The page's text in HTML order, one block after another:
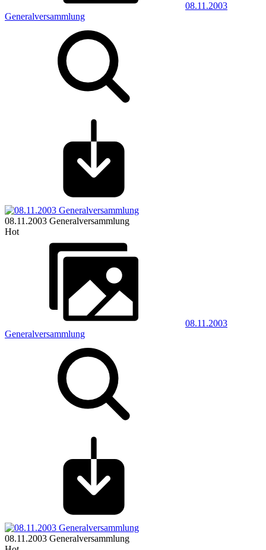
08.11.2003
Generalversammlung
08.11.2003 Generalversammlung
Hot
08.11.2003
Generalversammlung
08.11.2003 Generalversammlung